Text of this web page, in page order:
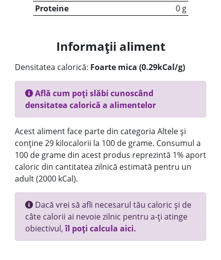
Proteine
0 g
Informații aliment
Densitatea calorică: Foarte mica (0.29kCal/g)
Află cum poți slăbi cunoscând
densitatea calorică a alimentelor
Acest aliment face parte din categoria Altele și
conține 29 kilocalorii la 100 de grame. Consumul a
100 de grame din acest produs reprezintă 1% aport
caloric din cantitatea zilnică estimată pentru un
adult (2000 kCal).
Dacă vrei să afli necesarul tău caloric și de
câte calorii ai nevoie zilnic pentru a-ți atinge
obiectivul,îl poți calcula aici.